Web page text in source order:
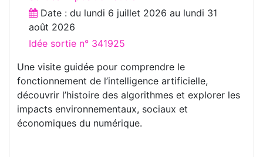
Date : du lundi 6 juillet 2026 au lundi 31
août 2026
Idée sortie n° 341925
Une visite guidée pour comprendre le
fonctionnement de l’intelligence artificielle,
découvrir l’histoire des algorithmes et explorer les
impacts environnementaux, sociaux et
économiques du numérique.